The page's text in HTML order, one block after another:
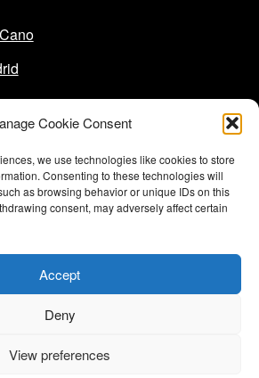
Cookie Consent
we use technologies like cookies to store
Consenting to these technologies will
as browsing behavior or unique IDs on this
consent, may adversely affect certain
Accept
Deny
View preferences
Europea-Next Generation EU
Diseño: Amplia Estudio